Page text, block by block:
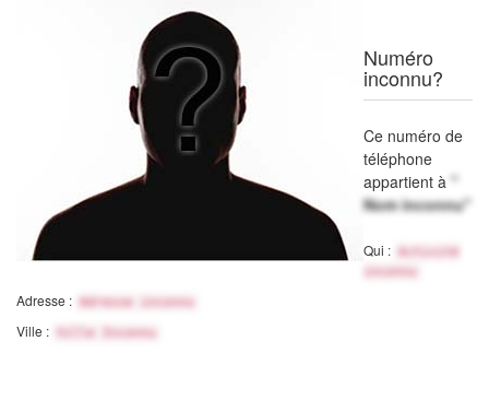
Numéro
inconnu?
Ce numéro de
téléphone
appartient à "
Nom inconnu"
Qui :
Activité
inconnu
Adresse : Adresse inconnu
Ville : Ville Inconnu